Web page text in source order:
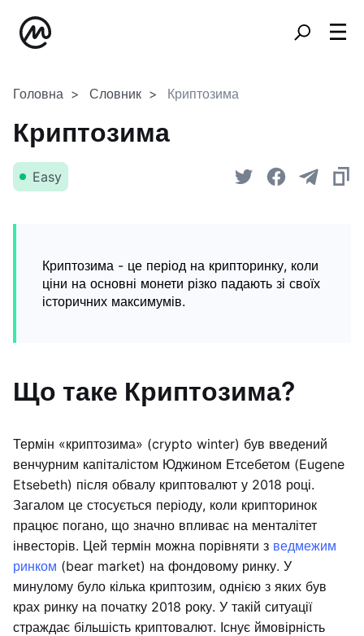
Головна Словник Криптозима
Криптозима
Easy
Криптозима - це період на крипторинку, коли
ціни на основні монети різко падають зі своїх
історичних максимумів.
Що таке Криптозима?
Термін «криптозима» (crypto winter) був введений
венчурним капіталістом Юджином Етсебетом (Eugene
Etsebeth) після обвалу криптовалют у 2018 році.
Загалом це стосується періоду, коли крипторинок
працює погано, що значно впливає на менталітет
інвесторів. Цей термін можна порівняти з ведмежим
ринком (bear market) на фондовому ринку. У
минулому було кілька криптозим, однією з яких був
крах ринку на початку 2018 року. У такій ситуації
страждає більшість криптовалют. Існує ймовірність